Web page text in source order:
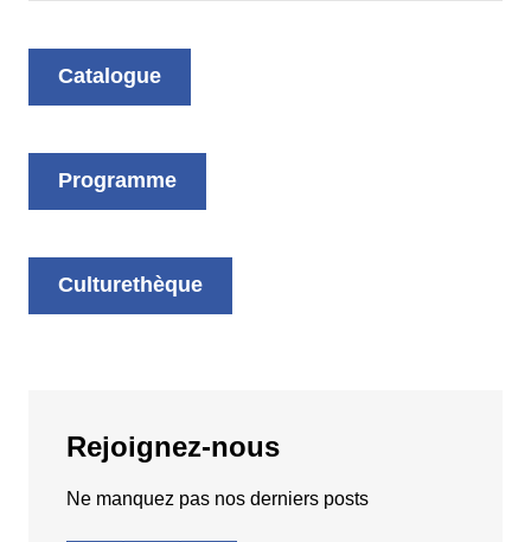
Catalogue
Programme
Culturethèque
Rejoignez-nous
Ne manquez pas nos derniers posts